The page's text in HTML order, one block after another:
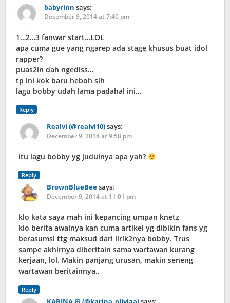
babyrinn says:
December 9, 2014 at 7:40 pm
1…2…3 fanwar start…LOL
apa cuma gue yang ngarep ada stage khusus buat idol
rapper?
puas2in dah ngediss…
tp ini kok baru heboh sih
lagu bobby udah lama padahal ini…
Reply
Realvi (@realvi10)says:
December 9, 2014 at 9:58 pm
itu lagu bobby yg judulnya apa yah?
Reply
BrownBlueBeesays:
December 9, 2014 at 11:01 pm
klo kata saya mah ini kepancing umpan knetz
klo berita awalnya kan cuma artikel yg dibikin fans yg
berasumsi ttg maksud dari lirik2nya bobby. Trus
sampe akhirnya diberitain sama wartawan kurang
kerjaan, lol. Makin panjang urusan, makin seneng
wartawan beritainnya..
Reply